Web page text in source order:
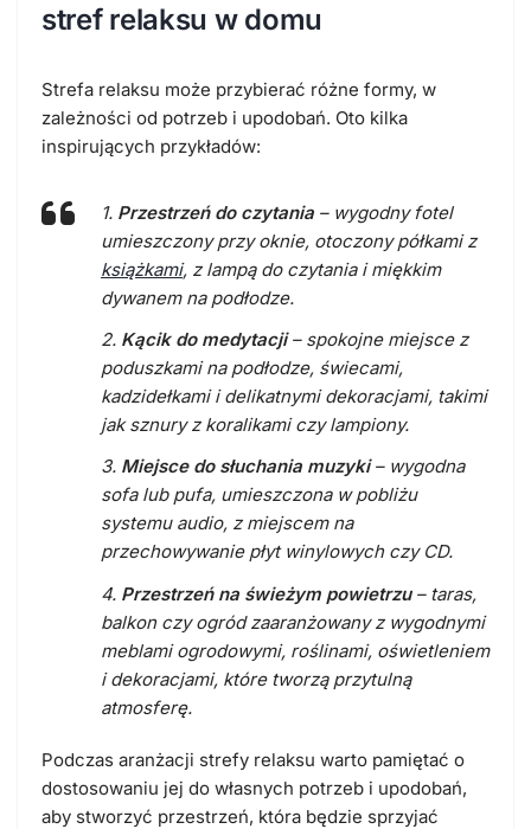
stref relaksu w domu
Strefa relaksu może przybierać różne formy, w
zależności od potrzeb i upodobań. Oto kilka
inspirujących przykładów:
1. Przestrzeń do czytania – wygodny fotel
umieszczony przy oknie, otoczony półkami z
książkami, z lampą do czytania i miękkim
dywanem na podłodze.
2. Kącik do medytacji– spokojne miejsce z
poduszkami na podłodze, świecami,
kadzidełkami i delikatnymi dekoracjami, takimi
jak sznury z koralikami czy lampiony.
3. Miejsce do słuchania muzyki– wygodna
sofa lub pufa, umieszczona w pobliżu
systemu audio, z miejscem na
przechowywanie płyt winylowych czy CD.
4. Przestrzeń na świeżym powietrzu– taras,
balkon czy ogród zaaranżowany z wygodnymi
meblami ogrodowymi, roślinami, oświetleniem
i dekoracjami, które tworzą przytulną
atmosferę.
Podczas aranżacji strefy relaksu warto pamiętać o
dostosowaniu jej do własnych potrzeb i upodobań,
aby stworzyć przestrzeń, która będzie sprzyjać